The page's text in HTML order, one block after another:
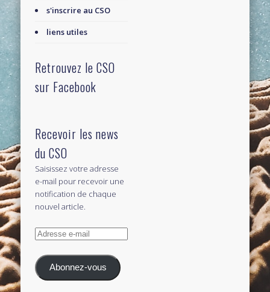
s'inscrire au CSO
liens utiles
Retrouvez le CSO
sur Facebook
Recevoir les news
du CSO
Saisissez votre adresse
e-mail pour recevoir une
notification de chaque
nouvel article.
Adresse
mail
Abonnez-vous